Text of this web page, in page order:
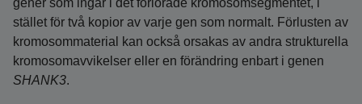
gener som ingår i det förlorade kromosomsegmentet, i
stället för två kopior av varje gen som normalt. Förlusten av
kromosommaterial kan också orsakas av andra strukturella
kromosomavvikelser eller en förändring enbart i genen
SHANK3.